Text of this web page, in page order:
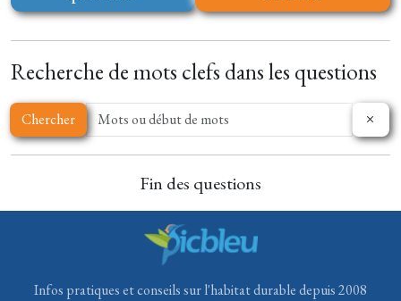
Recherche de mots clefs dans les questions
Chercher
Fin des questions
Infos pratiques et conseils sur l'habitat durable depuis 2008